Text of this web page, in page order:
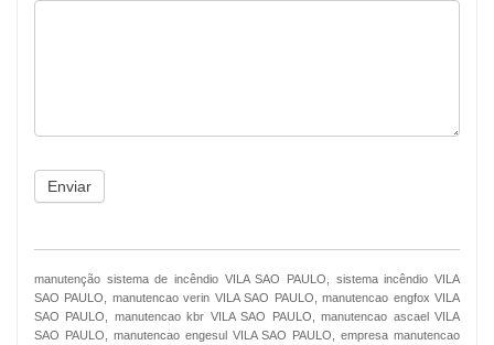
Enviar
manutenção sistema de incêndio VILA SAO PAULO, sistema incêndio VILA
SAO PAULO, manutencao verin VILA SAO PAULO, manutencao engfox VILA
SAO PAULO, manutencao kbr VILA SAO PAULO, manutencao ascael VILA
SAO PAULO, manutencao engesul VILA SAO PAULO, empresa manutencao